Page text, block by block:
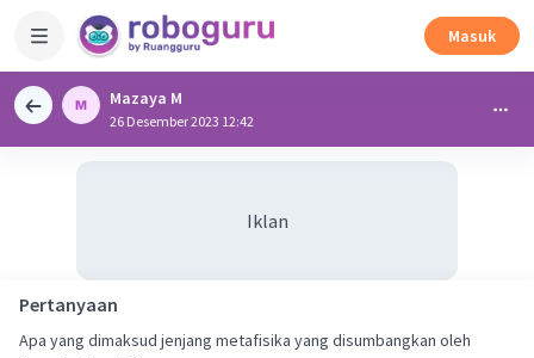
Masuk
Mazaya M
26 Desember 2023 12:42
Iklan
Pertanyaan
Apa yang dimaksud jenjang metafisika yang disumbangkan oleh